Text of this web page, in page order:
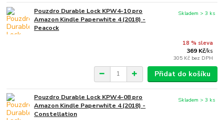
Pouzdro Durable Lock KPW4-10 pro
Amazon Kindle Paperwhite 4 (2018) -
Peacock
18 % sleva
369 Kč/ks
305 Kč bez DPH
Skladem > 3 ks
Přidat do košíku
Pouzdro Durable Lock KPW4-08 pro
Amazon Kindle Paperwhite 4 (2018) -
Constellation
Skladem > 3 ks